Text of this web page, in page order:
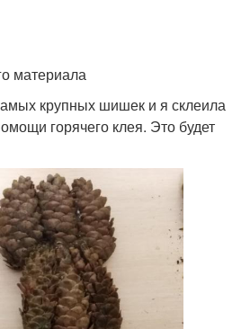
материала
крупных шишек и я склеила
горячего клея. Это будет